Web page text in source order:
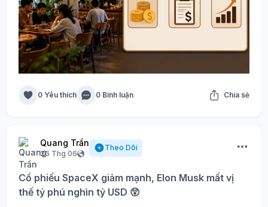
0 Yêu thích 0 Bình luận Chia sẻ
Quang Trần
26 Thg 06
Theo Dõi
Cổ phiếu SpaceX giảm mạnh, Elon Musk mất vị
thế tỷ phú nghìn tỷ USD 😲